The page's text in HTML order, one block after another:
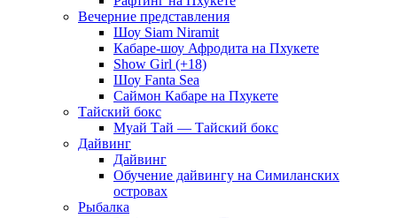
Вечерние представления
Шоу Siam Niramit
Кабаре-шоу Афродита на Пхукете
Show Girl (+18)
Шоу Fanta Sea
Саймон Кабаре на Пхукете
Тайский бокс
Муай Тай — Тайский бокс
Дайвинг
Дайвинг
Обучение дайвингу на Симиланских
островах
Рыбалка